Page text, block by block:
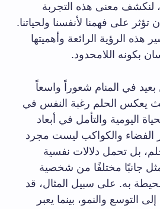
لنكشف معنى هذه التجربة
على فهمنا لأنفسنا ولحياتنا.
هذه الرؤية الرائعة وأهميتها
بكونه اللامحدود.
في المنام شعوراً واسعاً
يعكس الحلم رغبة النفس في
اليومية والتأمل في أبعاد
الفضاء والكواكب ليست مجرد
بل تحمل دلالات نفسية
جانبًا مختلفًا من شخصية
به. على سبيل المثال، قد
التوسع والنمو، بينما يعبر